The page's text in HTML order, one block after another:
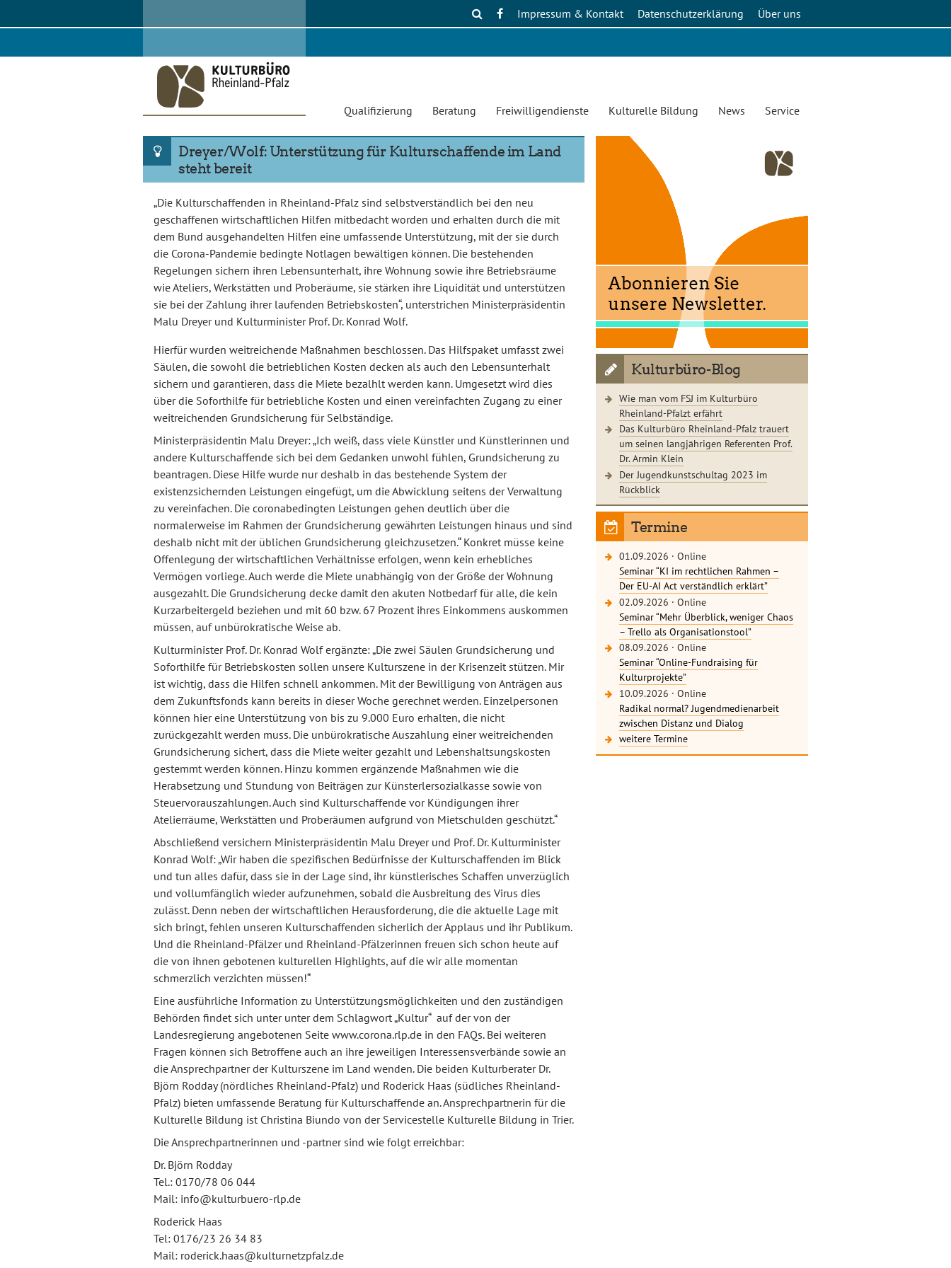
content
Über uns
Datenschutzerklärung
Impressum & Kontakt
Qualifizierung Beratung Freiwilligendienste Kulturelle Bildung News Service
Dreyer/Wolf: Unterstützung für Kulturschaffende im Land
steht bereit
„Die Kulturschaffenden in Rheinland-Pfalz sind selbstverständlich bei den neu
geschaffenen wirtschaftlichen Hilfen mitbedacht worden und erhalten durch die mit
dem Bund ausgehandelten Hilfen eine umfassende Unterstützung, mit der sie durch
die Corona-Pandemie bedingte Notlagen bewältigen können. Die bestehenden
Regelungen sichern ihren Lebensunterhalt, ihre Wohnung sowie ihre Betriebsräume
wie Ateliers, Werkstätten und Proberäume, sie stärken ihre Liquidität und unterstützen
sie bei der Zahlung ihrer laufenden Betriebskosten“, unterstrichen Ministerpräsidentin
Malu Dreyer und Kulturminister Prof. Dr. Konrad Wolf.
Hierfür wurden weitreichende Maßnahmen beschlossen. Das Hilfspaket umfasst zwei
Säulen, die sowohl die betrieblichen Kosten decken als auch den Lebensunterhalt
sichern und garantieren, dass die Miete bezalhlt werden kann. Umgesetzt wird dies
über die Soforthilfe für betriebliche Kosten und einen vereinfachten Zugang zu einer
weitreichenden Grundsicherung für Selbständige.
Ministerpräsidentin Malu Dreyer: „Ich weiß, dass viele Künstler und Künstlerinnen und
andere Kulturschaffende sich bei dem Gedanken unwohl fühlen, Grundsicherung zu
beantragen. Diese Hilfe wurde nur deshalb in das bestehende System der
existenzsichernden Leistungen eingefügt, um die Abwicklung seitens der Verwaltung
zu vereinfachen. Die coronabedingten Leistungen gehen deutlich über die
normalerweise im Rahmen der Grundsicherung gewährten Leistungen hinaus und sind
deshalb nicht mit der üblichen Grundsicherung gleichzusetzen.“ Konkret müsse keine
Offenlegung der wirtschaftlichen Verhältnisse erfolgen, wenn kein erhebliches
Vermögen vorliege. Auch werde die Miete unabhängig von der Größe der Wohnung
ausgezahlt. Die Grundsicherung decke damit den akuten Notbedarf für alle, die kein
Kurzarbeitergeld beziehen und mit 60 bzw. 67 Prozent ihres Einkommens auskommen
müssen, auf unbürokratische Weise ab.
Kulturminister Prof. Dr. Konrad Wolf ergänzte: „Die zwei Säulen Grundsicherung und
Soforthilfe für Betriebskosten sollen unsere Kulturszene in der Krisenzeit stützen. Mir
ist wichtig, dass die Hilfen schnell ankommen. Mit der Bewilligung von Anträgen aus
dem Zukunftsfonds kann bereits in dieser Woche gerechnet werden. Einzelpersonen
können hier eine Unterstützung von bis zu 9.000 Euro erhalten, die nicht
zurückgezahlt werden muss. Die unbürokratische Auszahlung einer weitreichenden
Grundsicherung sichert, dass die Miete weiter gezahlt und Lebenshaltsungskosten
gestemmt werden können. Hinzu kommen ergänzende Maßnahmen wie die
Herabsetzung und Stundung von Beiträgen zur Künsterlersozialkasse sowie von
Steuervorauszahlungen. Auch sind Kulturschaffende vor Kündigungen ihrer
Atelierräume, Werkstätten und Proberäumen aufgrund von Mietschulden geschützt.“
Abschließend versichern Ministerpräsidentin Malu Dreyer und Prof. Dr. Kulturminister
Konrad Wolf: „Wir haben die spezifischen Bedürfnisse der Kulturschaffenden im Blick
und tun alles dafür, dass sie in der Lage sind, ihr künstlerisches Schaffen unverzüglich
und vollumfänglich wieder aufzunehmen, sobald die Ausbreitung des Virus dies
zulässt. Denn neben der wirtschaftlichen Herausforderung, die die aktuelle Lage mit
sich bringt, fehlen unseren Kulturschaffenden sicherlich der Applaus und ihr Publikum.
Und die Rheinland-Pfälzer und Rheinland-Pfälzerinnen freuen sich schon heute auf
die von ihnen gebotenen kulturellen Highlights, auf die wir alle momentan
schmerzlich verzichten müssen!“
Eine ausführliche Information zu Unterstützungsmöglichkeiten und den zuständigen
Behörden findet sich unter unter dem Schlagwort „Kultur“ auf der von der
Landesregierung angebotenen Seite www.corona.rlp.de in den FAQs. Bei weiteren
Fragen können sich Betroffene auch an ihre jeweiligen Interessensverbände sowie an
die Ansprechpartner der Kulturszene im Land wenden. Die beiden Kulturberater Dr.
Björn Rodday (nördliches Rheinland-Pfalz) und Roderick Haas (südliches Rheinland-
Pfalz) bieten umfassende Beratung für Kulturschaffende an. Ansprechpartnerin für die
Kulturelle Bildung ist Christina Biundo von der Servicestelle Kulturelle Bildung in Trier.
Die Ansprechpartnerinnen und -partner sind wie folgt erreichbar:
Dr. Björn Rodday
Tel.: 0170/78 06 044
Mail: info@kulturbuero-rlp.de
Roderick Haas
Tel: 0176/23 26 34 83
Mail: roderick.haas@kulturnetzpfalz.de
Kulturbüro-Blog
Wie man vom FSJ im Kulturbüro
Rheinland-Pfalzt erfährt
Das Kulturbüro Rheinland-Pfalz trauert
um seinen langjährigen Referenten Prof.
Dr. Armin Klein
Der Jugendkunstschultag 2023 im
Rückblick
Termine
01.09.2026 · Online
Seminar “KI im rechtlichen Rahmen –
Der EU-AI Act verständlich erklärt”
02.09.2026 · Online
Seminar “Mehr Überblick, weniger Chaos
– Trello als Organisationstool”
08.09.2026 · Online
Seminar “Online-Fundraising für
Kulturprojekte”
10.09.2026 · Online
Radikal normal? Jugendmedienarbeit
zwischen Distanz und Dialog
weitere Termine